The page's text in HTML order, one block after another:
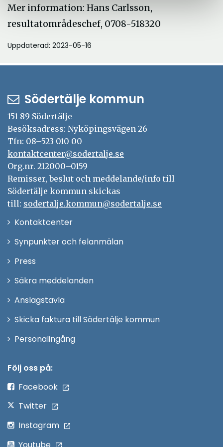
Mer information: Hans Carlsson,
resultatområdeschef, 0708-518320
Uppdaterad: 2023-05-16
Södertälje kommun
151 89 Södertälje
Besöksadress: Nyköpingsvägen 26
Tfn: 08–523 010 00
kontaktcenter@sodertalje.se
Org.nr. 212000–0159
Remisser, beslut och meddelande/info till
Södertälje kommun skickas
till: sodertalje.kommun@sodertalje.se
KontaktcenterÖppna
Synpunkter och felanmälan
Press
fönster
Säkra meddelanden
Anslagstavla
Skicka faktura till Södertälje kommun
PersonalingångÖppna
Följ oss på:
Facebook
Twitter
Instagram